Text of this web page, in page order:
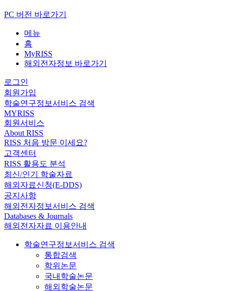
PC 버전 바로가기
메뉴
홈
MyRISS
해외전자정보 바로가기
로그인
회원가입
학술연구정보서비스 검색
MYRISS
회원서비스
About RISS
RISS 처음 방문 이세요?
고객센터
RISS 활용도 분석
최신/인기 학술자료
해외자료신청(E-DDS)
공지사항
해외전자정보서비스 검색
Databases & Journals
해외전자자료 이용안내
학술연구정보서비스 검색
통합검색
학위논문
국내학술논문
해외학술논문